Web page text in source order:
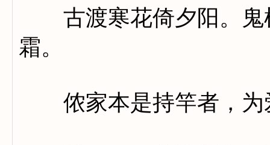
古渡寒花倚夕阳。鬼
霜。
侬家本是持竿者，为